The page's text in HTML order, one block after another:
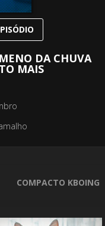
DA CHUVA
MAIS
COMPACTO KBOING